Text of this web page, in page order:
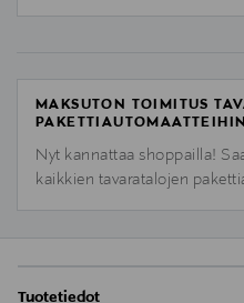
MAKSUTON TOIMITUS
PAKETTIAUTOMAATTEIHIN
Nyt kannattaa shoppailla!
kaikkien tavaratalojen
Tuotetiedot